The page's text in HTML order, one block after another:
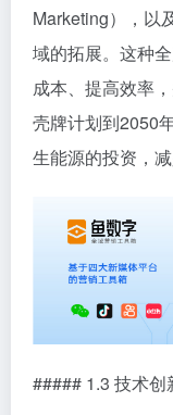
Marketing），以
域的拓展。这种
成本、提高效率
壳牌计划到2050
生能源的投资，
##### 1.3 技术创